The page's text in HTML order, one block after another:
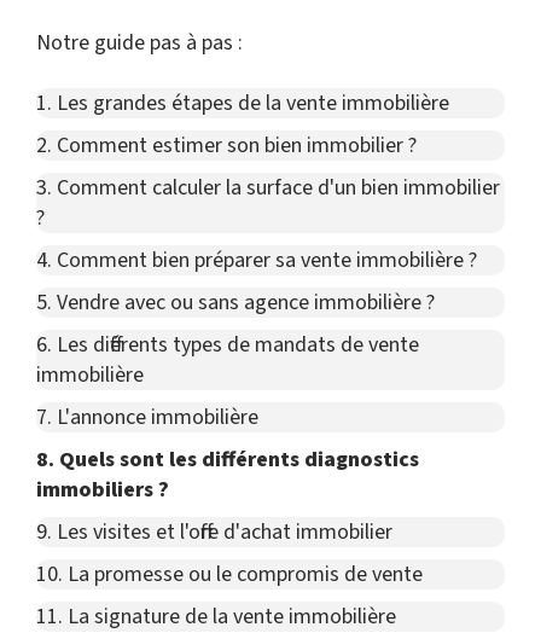
Notre guide pas à pas :
1. Les grandes étapes de la vente immobilière
2. Comment estimer son bien immobilier ?
3. Comment calculer la surface d'un bien immobilier
?
4. Comment bien préparer sa vente immobilière ?
5. Vendre avec ou sans agence immobilière ?
6. Les différents types de mandats de vente
immobilière
7. L'annonce immobilière
8. Quels sont les différents diagnostics
immobiliers ?
9. Les visites et l'offre d'achat immobilier
10. La promesse ou le compromis de vente
11. La signature de la vente immobilière